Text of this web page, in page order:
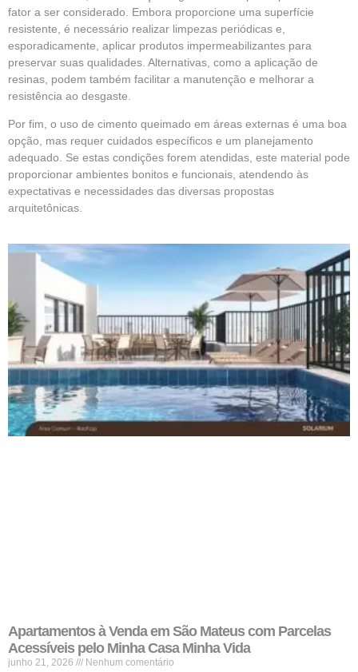
fator a ser considerado. Embora proporcione uma superfície
resistente, é necessário realizar limpezas periódicas e,
esporadicamente, aplicar produtos impermeabilizantes para
preservar suas qualidades. Alternativas, como a aplicação de
resinas, podem também facilitar a manutenção e melhorar a
resistência ao desgaste.
Por fim, o uso de cimento queimado em áreas externas é uma boa
opção, mas requer cuidados específicos e um planejamento
adequado. Se estas condições forem atendidas, este material pode
proporcionar ambientes bonitos e funcionais, atendendo às
expectativas e necessidades das diversas propostas
arquitetônicas.
Apartamentos à Venda em São Mateus com Parcelas
Acessíveis pelo Minha Casa Minha Vida
junho 21, 2026 Nenhum comentário